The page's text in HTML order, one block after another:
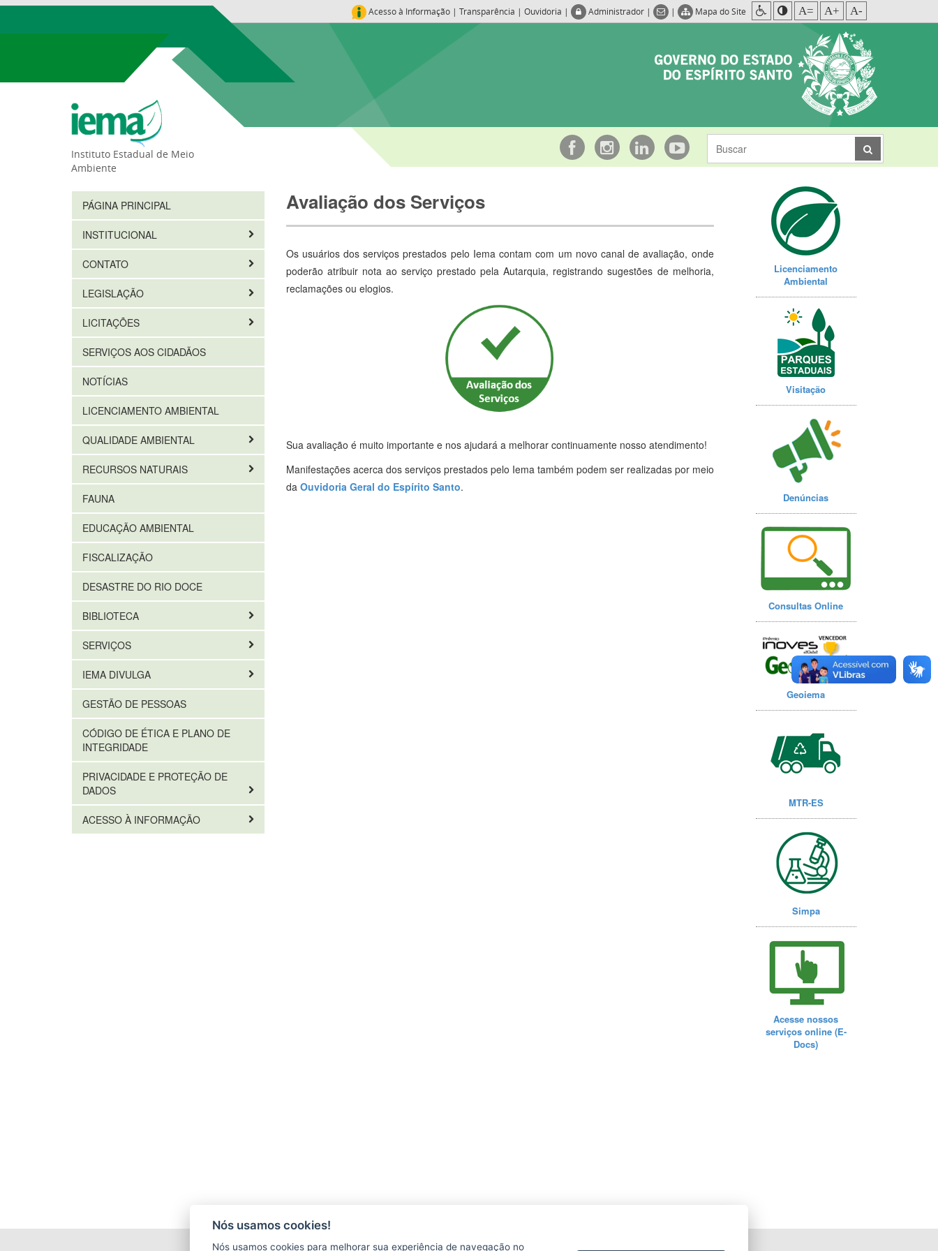
Acesso à Informação | Transparência | Ouvidoria | Administrador | | Mapa do Site A= A+ A-
Instituto Estadual de Meio
Ambiente
PÁGINA PRINCIPAL
INSTITUCIONAL
CONTATO
LEGISLAÇÃO
LICITAÇÕES
SERVIÇOS AOS CIDADÃOS
NOTÍCIAS
LICENCIAMENTO AMBIENTAL
QUALIDADE AMBIENTAL
RECURSOS NATURAIS
FAUNA
EDUCAÇÃO AMBIENTAL
FISCALIZAÇÃO
DESASTRE DO RIO DOCE
BIBLIOTECA
SERVIÇOS
IEMA DIVULGA
GESTÃO DE PESSOAS
CÓDIGO DE ÉTICA E PLANO DE
INTEGRIDADE
PRIVACIDADE E PROTEÇÃO DE
DADOS
ACESSO À INFORMAÇÃO
Avaliação dos Serviços
Os usuários dos serviços prestados pelo Iema contam com um novo canal de avaliação, onde
poderão atribuir nota ao serviço prestado pela Autarquia, registrando sugestões de melhoria,
reclamações ou elogios.
Sua avaliação é muito importante e nos ajudará a melhorar continuamente nosso atendimento!
Manifestações acerca dos serviços prestados pelo Iema também podem ser realizadas por meio
da Ouvidoria Geral do Espírito Santo.
Licenciamento
Ambiental
Visitação
Denúncias
Consultas Online
Geoiema
MTR-ES
Simpa
Acesse nossos
serviços online (E-
Docs)
Nós usamos cookies!
Nós usamos cookies para melhorar sua experiência de navegação no